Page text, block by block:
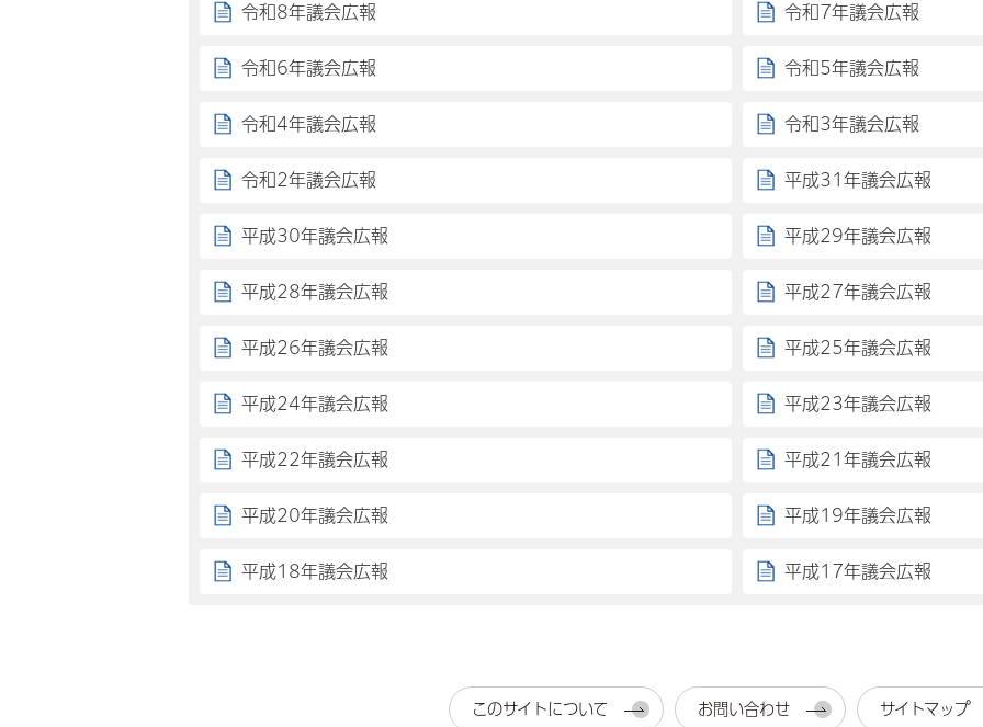
令和8年議会広報 令和7年議会広報
令和6年議会広報 令和5年議会広報
令和4年議会広報 令和3年議会広報
令和2年議会広報 平成31年議会広報
平成30年議会広報 平成29年議会広報
平成28年議会広報 平成27年議会広報
平成26年議会広報 平成25年議会広報
平成24年議会広報 平成23年議会広報
平成22年議会広報 平成21年議会広報
平成20年議会広報 平成19年議会広報
平成18年議会広報 平成17年議会広報
このサイトについて お問い合わせ サイトマップ